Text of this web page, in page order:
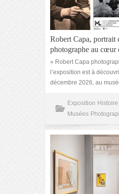
Robert Capa, portrait
photographe au cœur
« Robert Capa
l’exposition est à
décembre 2026, au
Exposition Histoire
Musées